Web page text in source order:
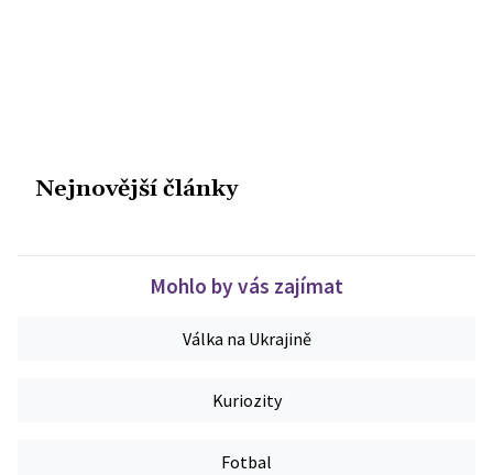
Nejnovější články
Mohlo by vás zajímat
Válka na Ukrajině
Kuriozity
Fotbal